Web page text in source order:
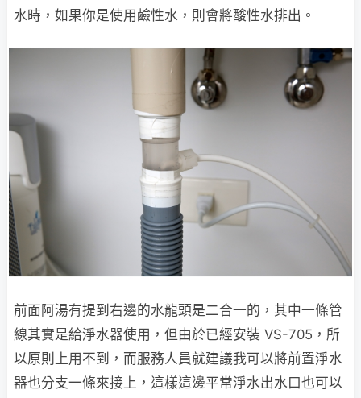
水時，如果你是使用鹼性水，則會將酸性水排出。
前面阿湯有提到右邊的水龍頭是二合一的，其中一條管
線其實是給淨水器使用，但由於已經安裝 VS-705，所
以原則上用不到，而服務人員就建議我可以將前置淨水
器也分支一條來接上，這樣這邊平常淨水出水口也可以